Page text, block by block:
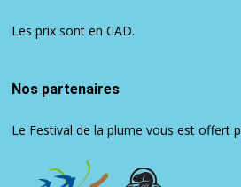
Les prix sont en CAD.
Nos partenaires
Le Festival de la plume vous est offert